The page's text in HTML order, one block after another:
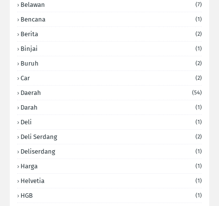
Belawan (7)
Bencana (1)
Berita (2)
Binjai (1)
Buruh (2)
Car (2)
Daerah (54)
Darah (1)
Deli (1)
Deli Serdang (2)
Deliserdang (1)
Harga (1)
Helvetia (1)
HGB (1)